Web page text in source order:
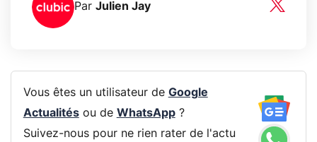
Par Julien Jay
Vous êtes un utilisateur de Google
Actualitésou de WhatsApp?
Suivez-nous pour ne rien rater de l'actu